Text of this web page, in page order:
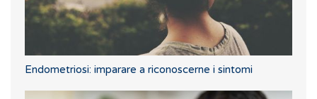
Endometriosi: imparare a riconoscerne i sintomi